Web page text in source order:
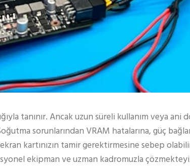
tanınır. Ancak uzun süreli kullanım veya ani
sorunlarından VRAM hatalarına, güç
kartınızın tamir gerektirmesine sebep
ekipman ve uzman kadromuzla